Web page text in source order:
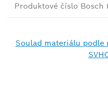
Soulad materiálu podle